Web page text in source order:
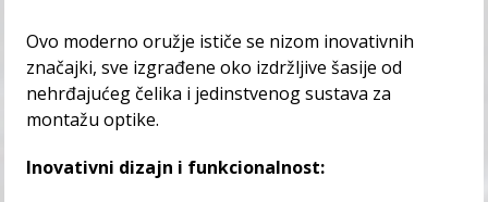
Ovo moderno oružje ističe se nizom inovativnih
značajki, sve izgrađene oko izdržljive šasije od
nehrđajućeg čelika i jedinstvenog sustava za
montažu optike.
Inovativni dizajn i funkcionalnost: